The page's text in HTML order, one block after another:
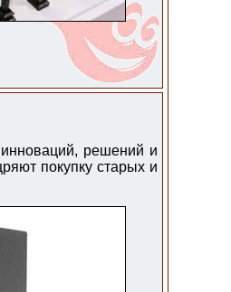
решений и
покупку старых и